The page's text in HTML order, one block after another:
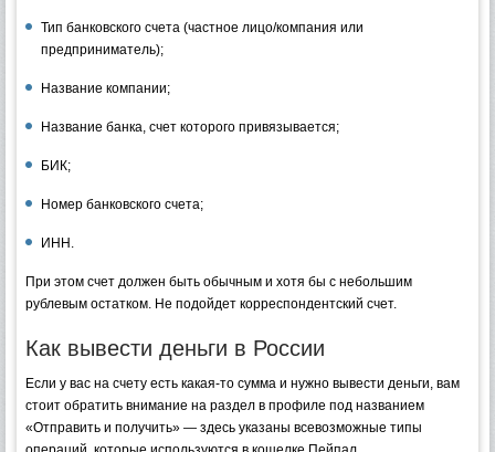
Тип банковского счета (частное лицо/компания или
предприниматель);
Название компании;
Название банка, счет которого привязывается;
БИК;
Номер банковского счета;
ИНН.
При этом счет должен быть обычным и хотя бы с небольшим
рублевым остатком. Не подойдет корреспондентский счет.
Как вывести деньги в России
Если у вас на счету есть какая-то сумма и нужно вывести деньги, вам
стоит обратить внимание на раздел в профиле под названием
«Отправить и получить» — здесь указаны всевозможные типы